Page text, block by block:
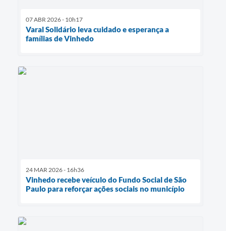
07 ABR 2026 - 10h17
Varal Solidário leva cuidado e esperança a
famílias de Vinhedo
24 MAR 2026 - 16h36
Vinhedo recebe veículo do Fundo Social de São
Paulo para reforçar ações sociais no município